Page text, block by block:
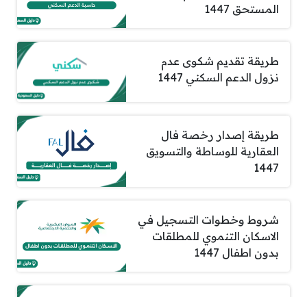
المستحق 1447
طريقة تقديم شكوى عدم
نزول الدعم السكني 1447
طريقة إصدار رخصة فال
العقارية للوساطة والتسويق
1447
شروط وخطوات التسجيل في
الاسكان التنموي للمطلقات
بدون اطفال 1447